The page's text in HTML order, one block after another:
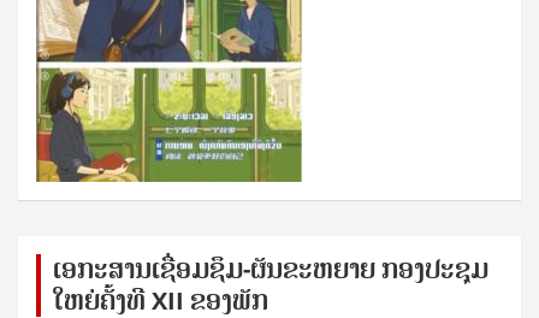
ເອກ​ະ​ສານ​ເຊ​ື່ອມ​ຊ​ຶມ-ຜັນ​ຂະ​ຫ​ຍາຍ ກອງ​ປະ​ຊຸມ​
ໃຫຍ່​ຄັ້ງ​ທີ XII ຂອງ​ພັກ